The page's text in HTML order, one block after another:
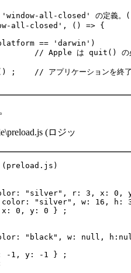
all-closed' の定義。(ウ
all-closed', () => {
== 'darwin')
// Apple は quit() の
// アプリケーションを終
(ロジッ
(preload.js)
"silver", r: 3, x: 0,
color: "silver", w: 16, h:
x: 0, y: 0 } ;
"black", w: null,
-1, y: -1 } ;